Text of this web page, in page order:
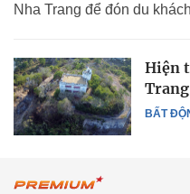
Nha Trang để đón du
BẤT
Hiện